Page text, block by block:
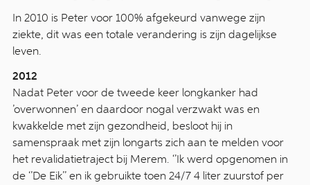
In 2010 is Peter voor 100% afgekeurd vanwege zijn
ziekte, dit was een totale verandering is zijn dagelijkse
leven.
2012
Nadat Peter voor de tweede keer longkanker had
’overwonnen’ en daardoor nogal verzwakt was en
kwakkelde met zijn gezondheid, besloot hij in
samenspraak met zijn longarts zich aan te melden voor
het revalidatietraject bij Merem. ‘’Ik werd opgenomen in
de ‘’De Eik’’ en ik gebruikte toen 24/7 4 liter zuurstof per